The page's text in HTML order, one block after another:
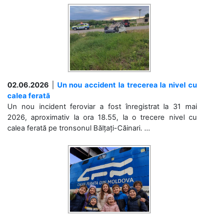
02.06.2026
Un nou accident la trecerea la nivel cu
calea ferată
Un nou incident feroviar a fost înregistrat la 31 mai
2026, aproximativ la ora 18.55, la o trecere nivel cu
calea ferată pe tronsonul Bălțați-Căinari. ...